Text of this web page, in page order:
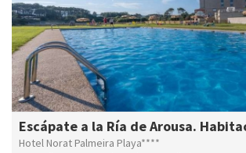
Escápate a la Ría de Arousa.
Hotel Norat Palmeira Playa****